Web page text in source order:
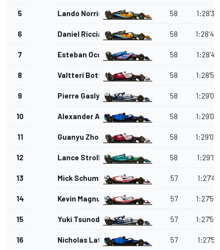
5 Lando Norris 58
6 Daniel Ricciardo 58
7 Esteban Ocon 58
8 Valtteri Bottas 58
9 Pierre Gasly 58
10 Alexander Albon 58
11 Guanyu Zhou 58
12 Lance Stroll 58
13 Mick Schumacher 57
14 Kevin Magnussen 57
15 Yuki Tsunoda 57
16 Nicholas Latifi 57